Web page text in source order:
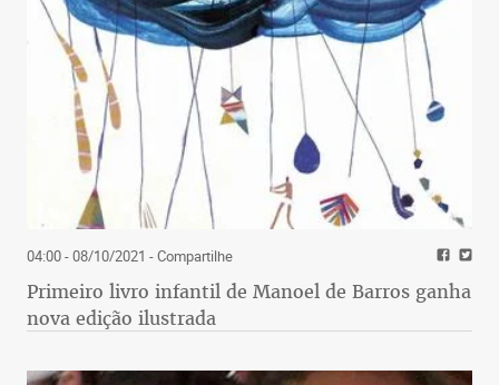
04:00 - 08/10/2021 - Compartilhe
Primeiro livro infantil de Manoel de Barros ganha
nova edição ilustrada